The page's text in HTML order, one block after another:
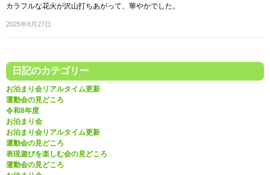
カラフルな花火が沢山打ちあがって、華やかでした。
2025年8月27日
日記のカテゴリー
お泊まり会リアルタイム更新
運動会の見どころ
令和8年度
お泊まり会
お泊まり会リアルタイム更新
運動会の見どころ
表現遊びを楽しむ会の見どころ
運動会の見どころ